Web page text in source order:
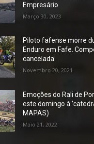
Empresário
Março 30, 2023
Piloto fafense morre
Enduro em Fafe.
cancelada.
Novembro 20, 2021
Emoções do Rali de
este domingo à
MAPAS)
Maio 21, 2022